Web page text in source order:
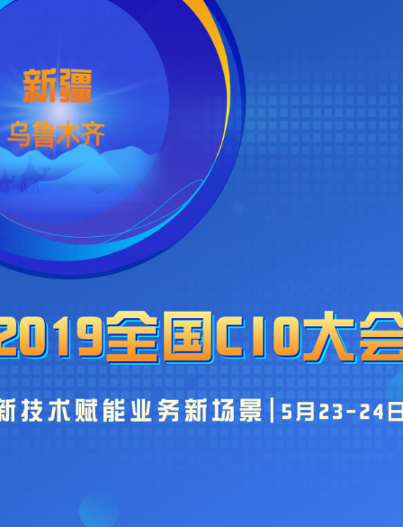
大会主题为“新技术赋能业务新场景”，共同分享交流CIO在工作
中的经验和困惑，探讨企业信息化在大数据、云计算、信息安
全、人工智能、中台、区块链等领域的案例和新方案。本次大会
是目前国内信息高管领域规模最大、层次最高的一个交流平台！
照片直播